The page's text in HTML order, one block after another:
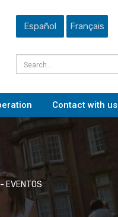
Español Français
Contact with us
- EVENTOS